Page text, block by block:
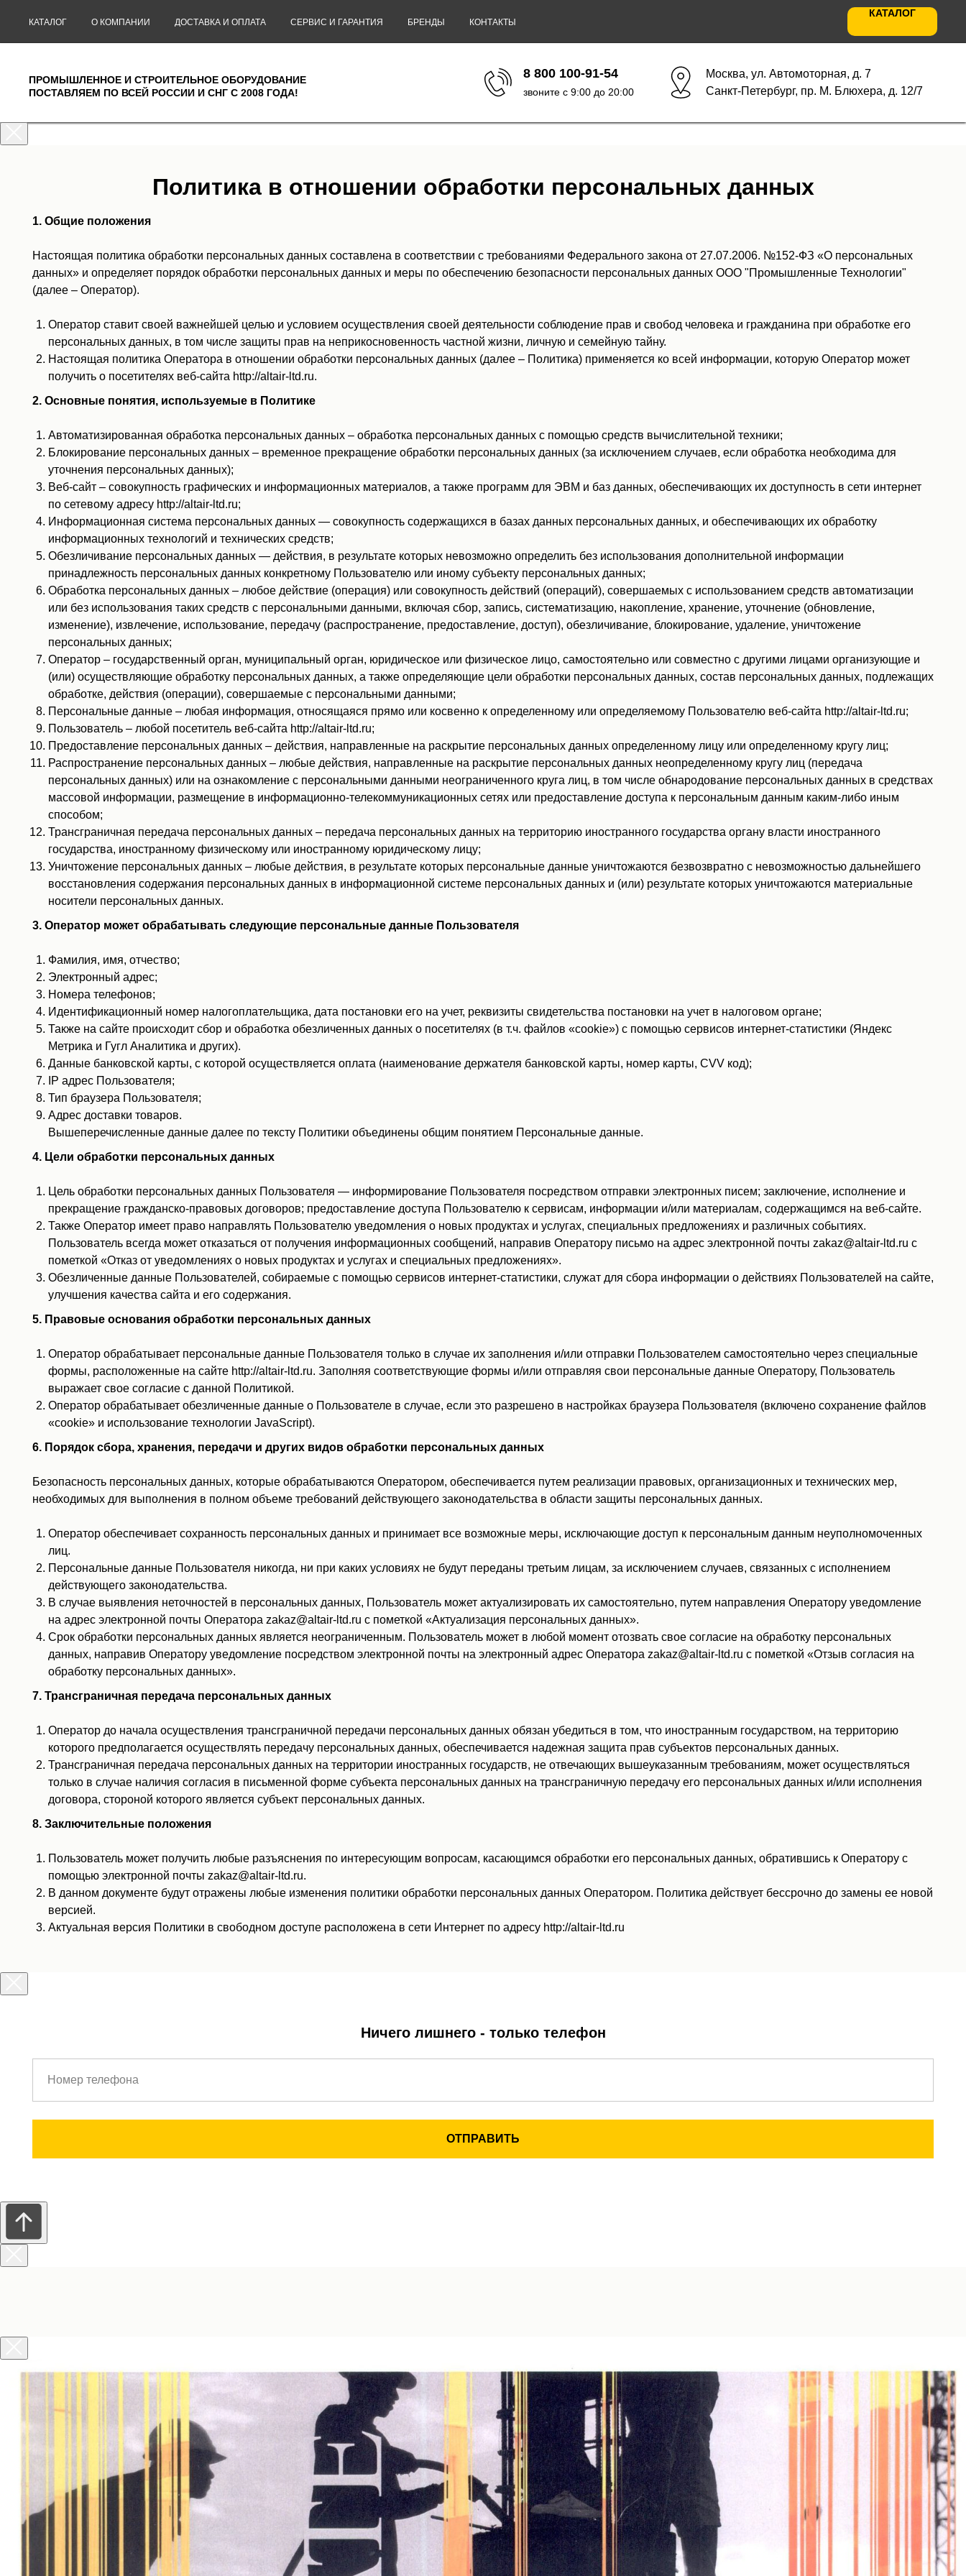
КАТАЛОГ О КОМПАНИИ ДОСТАВКА И ОПЛАТА СЕРВИС И ГАРАНТИЯ БРЕНДЫ КОНТАКТЫ
КАТАЛОГ
ПРОМЫШЛЕННОЕ И СТРОИТЕЛЬНОЕ ОБОРУДОВАНИЕ
ПОСТАВЛЯЕМ ПО ВСЕЙ РОССИИ И СНГ С 2008 ГОДА!
8 800 100-91-54
звоните с 9:00 до 20:00
Москва, ул. Автомоторная, д. 7
Санкт-Петербург, пр. М. Блюхера, д. 12/7
Политика в отношении обработки персональных данных
1. Общие положения
Настоящая политика обработки персональных данных составлена в соответствии с требованиями Федерального закона от 27.07.2006. №152-ФЗ «О персональных
данных» и определяет порядок обработки персональных данных и меры по обеспечению безопасности персональных данных ООО "Промышленные Технологии"
(далее – Оператор).
Оператор ставит своей важнейшей целью и условием осуществления своей деятельности соблюдение прав и свобод человека и гражданина при обработке его
персональных данных, в том числе защиты прав на неприкосновенность частной жизни, личную и семейную тайну.
Настоящая политика Оператора в отношении обработки персональных данных (далее – Политика) применяется ко всей информации, которую Оператор может
получить о посетителях веб-сайта http://altair-ltd.ru.
2. Основные понятия, используемые в Политике
Автоматизированная обработка персональных данных – обработка персональных данных с помощью средств вычислительной техники;
Блокирование персональных данных – временное прекращение обработки персональных данных (за исключением случаев, если обработка необходима для
уточнения персональных данных);
Веб-сайт – совокупность графических и информационных материалов, а также программ для ЭВМ и баз данных, обеспечивающих их доступность в сети интернет
по сетевому адресу http://altair-ltd.ru;
Информационная система персональных данных — совокупность содержащихся в базах данных персональных данных, и обеспечивающих их обработку
информационных технологий и технических средств;
Обезличивание персональных данных — действия, в результате которых невозможно определить без использования дополнительной информации
принадлежность персональных данных конкретному Пользователю или иному субъекту персональных данных;
Обработка персональных данных – любое действие (операция) или совокупность действий (операций), совершаемых с использованием средств автоматизации
или без использования таких средств с персональными данными, включая сбор, запись, систематизацию, накопление, хранение, уточнение (обновление,
изменение), извлечение, использование, передачу (распространение, предоставление, доступ), обезличивание, блокирование, удаление, уничтожение
персональных данных;
Оператор – государственный орган, муниципальный орган, юридическое или физическое лицо, самостоятельно или совместно с другими лицами организующие и
(или) осуществляющие обработку персональных данных, а также определяющие цели обработки персональных данных, состав персональных данных, подлежащих
обработке, действия (операции), совершаемые с персональными данными;
Персональные данные – любая информация, относящаяся прямо или косвенно к определенному или определяемому Пользователю веб-сайта http://altair-ltd.ru;
Пользователь – любой посетитель веб-сайта http://altair-ltd.ru;
Предоставление персональных данных – действия, направленные на раскрытие персональных данных определенному лицу или определенному кругу лиц;
Распространение персональных данных – любые действия, направленные на раскрытие персональных данных неопределенному кругу лиц (передача
персональных данных) или на ознакомление с персональными данными неограниченного круга лиц, в том числе обнародование персональных данных в средствах
массовой информации, размещение в информационно-телекоммуникационных сетях или предоставление доступа к персональным данным каким-либо иным
способом;
Трансграничная передача персональных данных – передача персональных данных на территорию иностранного государства органу власти иностранного
государства, иностранному физическому или иностранному юридическому лицу;
Уничтожение персональных данных – любые действия, в результате которых персональные данные уничтожаются безвозвратно с невозможностью дальнейшего
восстановления содержания персональных данных в информационной системе персональных данных и (или) результате которых уничтожаются материальные
носители персональных данных.
3. Оператор может обрабатывать следующие персональные данные Пользователя
Фамилия, имя, отчество;
Электронный адрес;
Номера телефонов;
Идентификационный номер налогоплательщика, дата постановки его на учет, реквизиты свидетельства постановки на учет в налоговом органе;
Также на сайте происходит сбор и обработка обезличенных данных о посетителях (в т.ч. файлов «cookie») с помощью сервисов интернет-статистики (Яндекс
Метрика и Гугл Аналитика и других).
Данные банковской карты, с которой осуществляется оплата (наименование держателя банковской карты, номер карты, CVV код);
IP адрес Пользователя;
Тип браузера Пользователя;
Адрес доставки товаров.
Вышеперечисленные данные далее по тексту Политики объединены общим понятием Персональные данные.
4. Цели обработки персональных данных
Цель обработки персональных данных Пользователя — информирование Пользователя посредством отправки электронных писем; заключение, исполнение и
прекращение гражданско-правовых договоров; предоставление доступа Пользователю к сервисам, информации и/или материалам, содержащимся на веб-сайте.
Также Оператор имеет право направлять Пользователю уведомления о новых продуктах и услугах, специальных предложениях и различных событиях.
Пользователь всегда может отказаться от получения информационных сообщений, направив Оператору письмо на адрес электронной почты zakaz@altair-ltd.ru с
пометкой «Отказ от уведомлениях о новых продуктах и услугах и специальных предложениях».
Обезличенные данные Пользователей, собираемые с помощью сервисов интернет-статистики, служат для сбора информации о действиях Пользователей на сайте,
улучшения качества сайта и его содержания.
5. Правовые основания обработки персональных данных
Оператор обрабатывает персональные данные Пользователя только в случае их заполнения и/или отправки Пользователем самостоятельно через специальные
формы, расположенные на сайте http://altair-ltd.ru. Заполняя соответствующие формы и/или отправляя свои персональные данные Оператору, Пользователь
выражает свое согласие с данной Политикой.
Оператор обрабатывает обезличенные данные о Пользователе в случае, если это разрешено в настройках браузера Пользователя (включено сохранение файлов
«cookie» и использование технологии JavaScript).
6. Порядок сбора, хранения, передачи и других видов обработки персональных данных
Безопасность персональных данных, которые обрабатываются Оператором, обеспечивается путем реализации правовых, организационных и технических мер,
необходимых для выполнения в полном объеме требований действующего законодательства в области защиты персональных данных.
Оператор обеспечивает сохранность персональных данных и принимает все возможные меры, исключающие доступ к персональным данным неуполномоченных
лиц.
Персональные данные Пользователя никогда, ни при каких условиях не будут переданы третьим лицам, за исключением случаев, связанных с исполнением
действующего законодательства.
В случае выявления неточностей в персональных данных, Пользователь может актуализировать их самостоятельно, путем направления Оператору уведомление
на адрес электронной почты Оператора zakaz@altair-ltd.ru с пометкой «Актуализация персональных данных».
Срок обработки персональных данных является неограниченным. Пользователь может в любой момент отозвать свое согласие на обработку персональных
данных, направив Оператору уведомление посредством электронной почты на электронный адрес Оператора zakaz@altair-ltd.ru с пометкой «Отзыв согласия на
обработку персональных данных».
7. Трансграничная передача персональных данных
Оператор до начала осуществления трансграничной передачи персональных данных обязан убедиться в том, что иностранным государством, на территорию
которого предполагается осуществлять передачу персональных данных, обеспечивается надежная защита прав субъектов персональных данных.
Трансграничная передача персональных данных на территории иностранных государств, не отвечающих вышеуказанным требованиям, может осуществляться
только в случае наличия согласия в письменной форме субъекта персональных данных на трансграничную передачу его персональных данных и/или исполнения
договора, стороной которого является субъект персональных данных.
8. Заключительные положения
Пользователь может получить любые разъяснения по интересующим вопросам, касающимся обработки его персональных данных, обратившись к Оператору с
помощью электронной почты zakaz@altair-ltd.ru.
В данном документе будут отражены любые изменения политики обработки персональных данных Оператором. Политика действует бессрочно до замены ее новой
версией.
Актуальная версия Политики в свободном доступе расположена в сети Интернет по адресу http://altair-ltd.ru
Ничего лишнего - только телефон
ОТПРАВИТЬ